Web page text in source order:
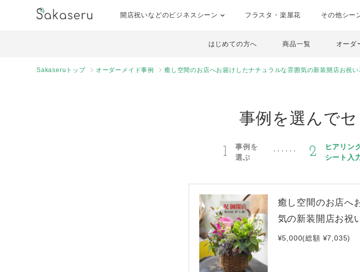
開店祝いなどのビジネスシーン フラスタ・楽屋花 その他シー
はじめての方へ 商品一覧 オーダ
Sakaseruトップ オーダーメイド事例 癒し空間のお店へお届けしたナチュラルな雰囲気の新装開店お祝い
事例を選んで
1
事例を
選ぶ
2
ヒアリン
シート入
癒し空間のお店へ
気の新装開店お祝
¥5,000(総額 ¥7,035)